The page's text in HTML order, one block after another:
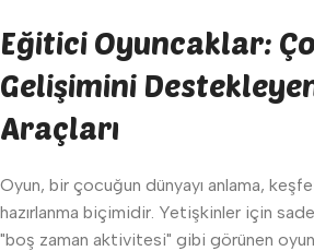
Eğitici Oyuncaklar:
Gelişimini
Araçları
Oyun, bir çocuğun dünyayı anlama,
hazırlanma biçimidir. Yetişkinler için
"boş zaman aktivitesi" gibi görünen oyun